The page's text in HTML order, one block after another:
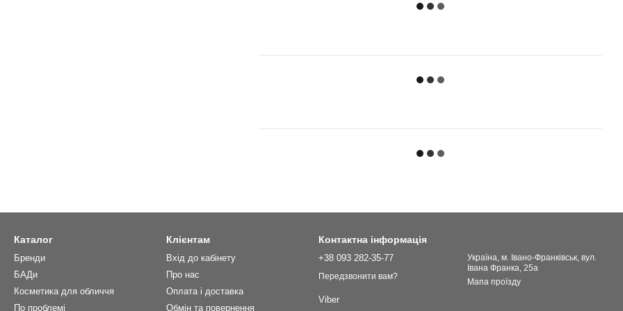
Каталог
Бренди
БАДи
Косметика для обличчя
По проблемі
Клієнтам
Вхід до кабінету
Про нас
Оплата і доставка
Обмін та повернення
Контактна інформація
+38 093 282-35-77
Передзвонити вам?
Viber
Українa, м. Івано-Франківськ, вул.
Івана Франка, 25а
Мапа проїзду